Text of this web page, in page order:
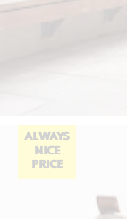
ALWAYS
NICE
PRICE